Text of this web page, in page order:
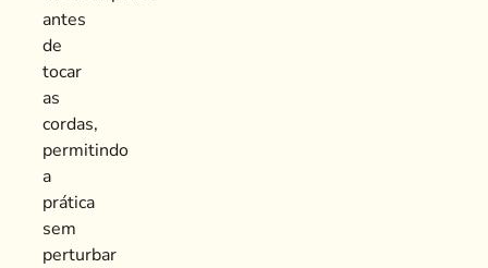
antes
de
tocar
as
cordas,
permitindo
a
prática
sem
perturbar